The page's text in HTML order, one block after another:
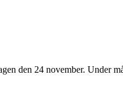
den 24 november. Under